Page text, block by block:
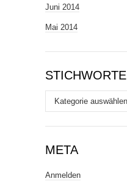
Juni 2014
Mai 2014
STICHWORTE
Stichworte
META
Anmelden